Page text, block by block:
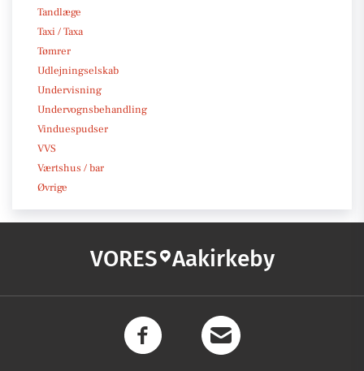
Tandlæge
Taxi / Taxa
Tømrer
Udlejningselskab
Undervisning
Undervognsbehandling
Vinduespudser
VVS
Værtshus / bar
Øvrige
VORES Aakirkeby